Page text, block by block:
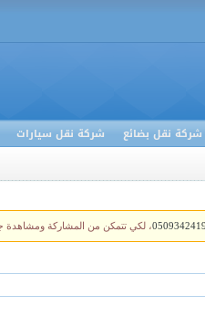
شركة نقل بضائع شركة نقل سيارات
، لكي تتمكن من المشاركة ومشاهدة